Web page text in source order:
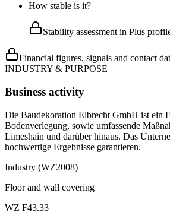
How stable is it?
Stability assessment in Plus
Financial figures, signals and contact
INDUSTRY & PURPOSE
Business activity
Die Baudekoration Elbrecht GmbH ist ein
Bodenverlegung, sowie umfassende
Limeshain und darüber hinaus. Das
hochwertige Ergebnisse garantieren.
Industry (WZ2008)
Floor and wall covering
WZ F43.33